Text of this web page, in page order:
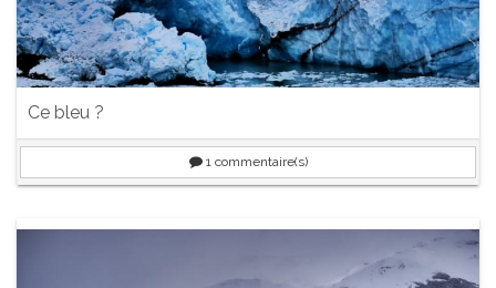
Ce bleu ?
1 commentaire(s)